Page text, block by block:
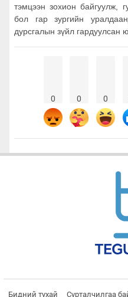
тэмцээн зохион байгуулж,
бол гар зургийн
дурсгалын зүйл гардуулсан
0 0 0
Бидний тухай Сурталчилгаа